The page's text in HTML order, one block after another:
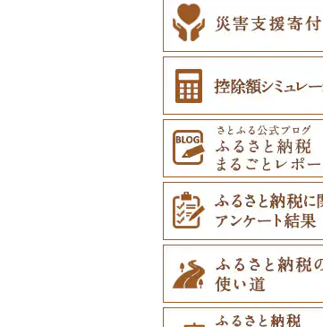
ペット用品（0）
防災グッズ（0）
その他雑貨（0）
マフラー・手袋（0）
その他服飾小物（1）